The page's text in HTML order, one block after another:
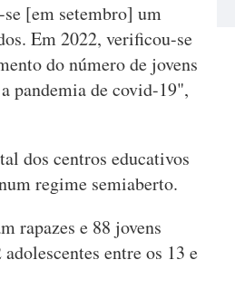
[em setembro] um
Em 2022, verificou-se
do número de jovens
pandemia de covid-19",
dos centros educativos
regime semiaberto.
rapazes e 88 jovens
entre os 13 e